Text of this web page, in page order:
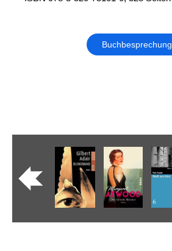
Buchbesprechung